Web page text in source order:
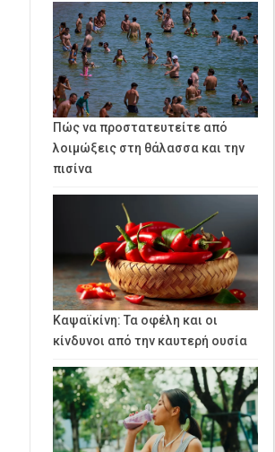
Πώς να προστατευτείτε από
λοιμώξεις στη θάλασσα και την
πισίνα
Καψαϊκίνη: Τα οφέλη και οι
κίνδυνοι από την καυτερή ουσία